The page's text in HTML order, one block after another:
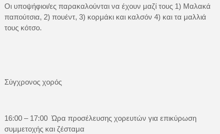
Οι υποψήφιοι/ες παρακαλούνται να έχουν μαζί τους 1) Μαλακά
παπούτσια, 2) πουέντ, 3) κορμάκι και καλσόν 4) και τα μαλλιά
τους κότσο.
Σύγχρονος χορός
16:00 – 17:00 Ώρα προσέλευσης χορευτών για επικύρωση
συμμετοχής και ζέσταμα